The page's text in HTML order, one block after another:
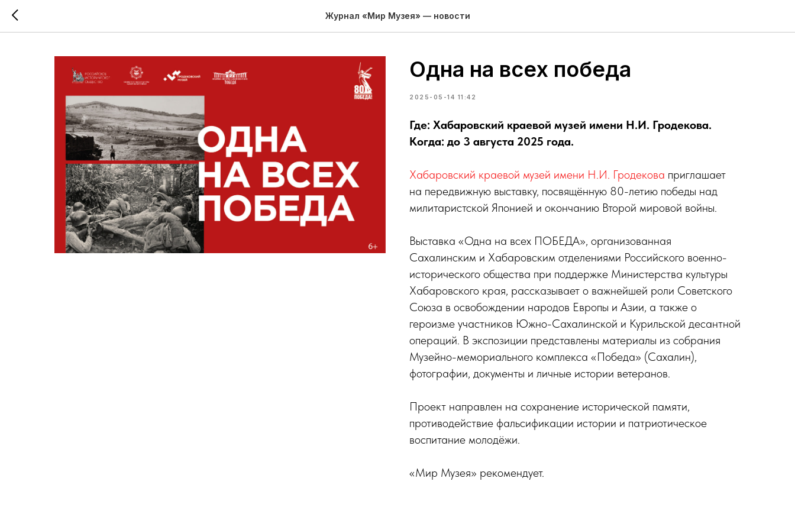
Журнал «Мир Музея» — новости
Одна на всех победа
2025-05-14 11:42
Где: Хабаровский краевой музей имени Н.И. Гродекова.
Когда: до 3 августа 2025 года.
Хабаровский краевой музей имени Н.И. Гродекова приглашает
на передвижную выставку, посвящённую 80-летию победы над
милитаристской Японией и окончанию Второй мировой войны.
Выставка «Одна на всех ПОБЕДА», организованная
Сахалинским и Хабаровским отделениями Российского военно-
исторического общества при поддержке Министерства культуры
Хабаровского края, рассказывает о важнейшей роли Советского
Союза в освобождении народов Европы и Азии, а также о
героизме участников Южно-Сахалинской и Курильской десантной
операций. В экспозиции представлены материалы из собрания
Музейно-мемориального комплекса «Победа» (Сахалин),
фотографии, документы и личные истории ветеранов.
Проект направлен на сохранение исторической памяти,
противодействие фальсификации истории и патриотическое
воспитание молодёжи.
«Мир Музея» рекомендует.